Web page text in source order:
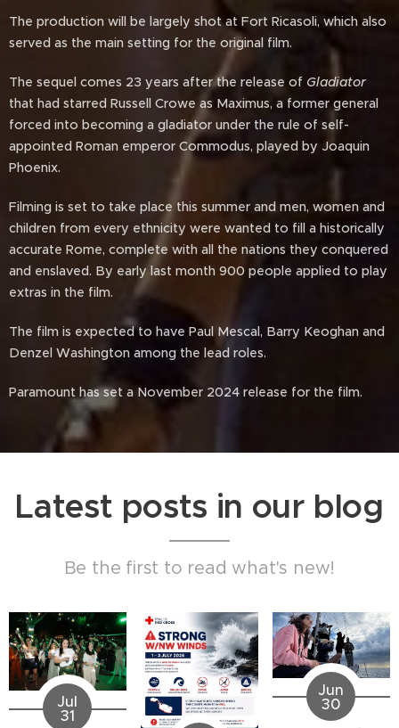
The production will be largely shot at Fort Ricasoli, which also
served as the main setting for the original film.
The sequel comes 23 years after the release of Gladiator
that had starred Russell Crowe as Maximus, a former general
forced into becoming a gladiator under the rule of self-
appointed Roman emperor Commodus, played by Joaquin
Phoenix.
Filming is set to take place this summer and men, women and
children from every ethnicity were wanted to fill a historically
accurate Rome, complete with all the nations they conquered
and enslaved. By early last month 900 people applied to play
extras in the film.
The film is expected to have Paul Mescal, Barry Keoghan and
Denzel Washington among the lead roles.
Paramount has set a November 2024 release for the film.
Latest posts in our blog
Be the first to read what's new!
Jul
31
Jun
30